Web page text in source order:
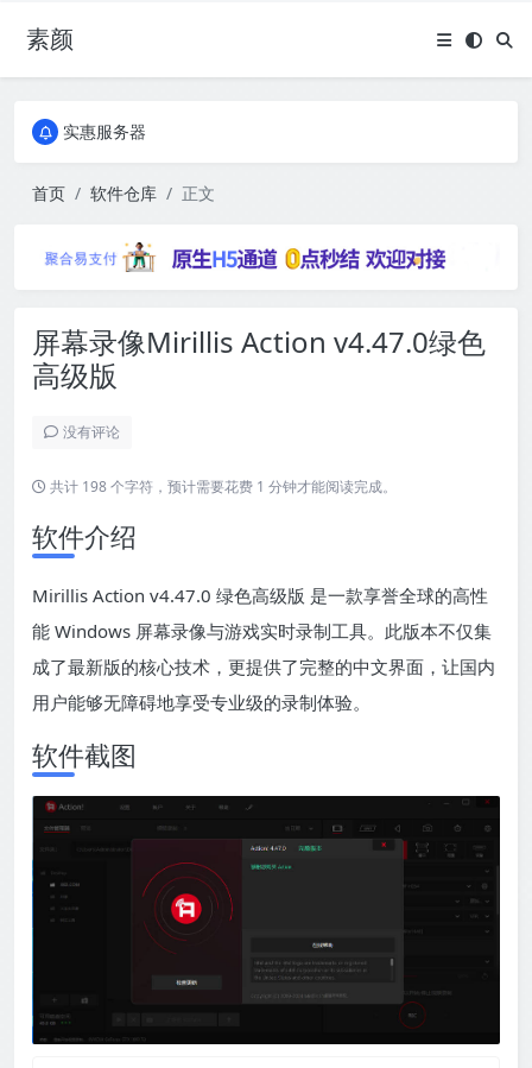
素颜全国免费包邮流量卡
实惠服务器
实惠服务器
首页 软件仓库 正文
屏幕录像Mirillis Action v4.47.0绿色
高级版
没有评论
共计 198 个字符，预计需要花费 1 分钟才能阅读完成。
软件介绍
Mirillis Action v4.47.0 绿色高级版 是一款享誉全球的高性
能 Windows 屏幕录像与游戏实时录制工具。此版本不仅集
成了最新版的核心技术，更提供了完整的中文界面，让国内
用户能够无障碍地享受专业级的录制体验。
软件截图